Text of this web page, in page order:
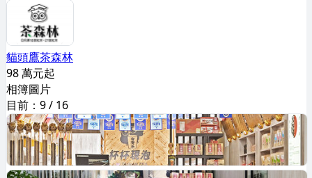
貓頭鷹茶森林
98 萬元起
相簿圖片
目前： 9/ 16